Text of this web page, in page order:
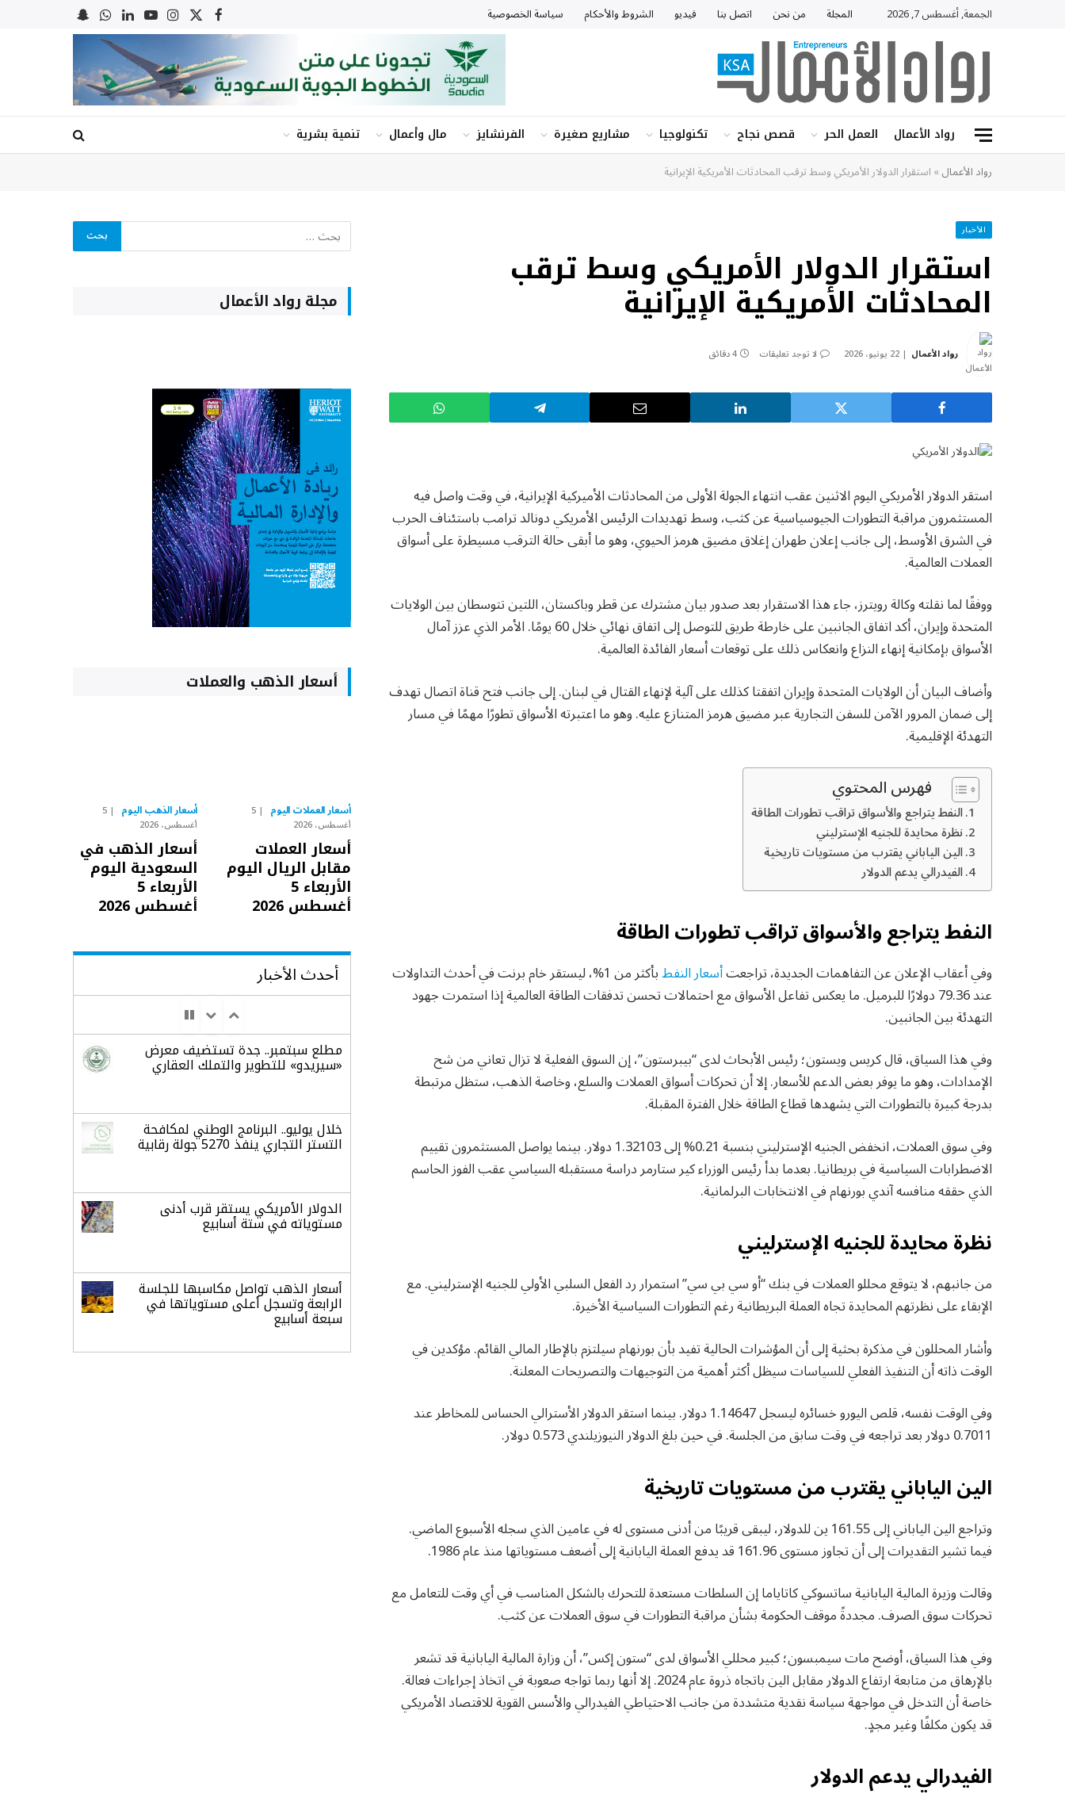
الجمعة, أغسطس 7, 2026 المجلة من نحن اتصل بنا فيديو الشروط والأحكام سياسة الخصوصية فيسبوك
X
(Twitter)
الانستغرام
يوتيوبلينكدإنواتسابSnapchat
رواد الأعمال العمل الحر قصص نجاح تكنولوجيا مشاريع صغيرة الفرنشايز مال وأعمال تنمية بشرية
رواد الأعمال»استقرار الدولار الأمريكي وسط ترقب المحادثات الأمريكية الإيرانية
الأخبار
استقرار الدولار الأمريكي وسط ترقب
المحادثات الأمريكية الإيرانية
رواد الأعمال 22 يونيو، 2026 لا توجد تعليقات 4 دقائق
استقر الدولار الأمريكي اليوم الاثنين عقب انتهاء الجولة الأولى من المحادثات الأميركية الإيرانية، في وقت واصل فيه
المستثمرون مراقبة التطورات الجيوسياسية عن كثب، وسط تهديدات الرئيس الأمريكي دونالد ترامب باستئناف الحرب
في الشرق الأوسط، إلى جانب إعلان طهران إغلاق مضيق هرمز الحيوي، وهو ما أبقى حالة الترقب مسيطرة على أسواق
العملات العالمية.
ووفقًا لما نقلته وكالة رويترز، جاء هذا الاستقرار بعد صدور بيان مشترك عن قطر وباكستان، اللتين تتوسطان بين الولايات
المتحدة وإيران، أكد اتفاق الجانبين على خارطة طريق للتوصل إلى اتفاق نهائي خلال 60 يومًا. الأمر الذي عزز آمال
الأسواق بإمكانية إنهاء النزاع وانعكاس ذلك على توقعات أسعار الفائدة العالمية.
وأضاف البيان أن الولايات المتحدة وإيران اتفقتا كذلك على آلية لإنهاء القتال في لبنان. إلى جانب فتح قناة اتصال تهدف
إلى ضمان المرور الآمن للسفن التجارية عبر مضيق هرمز المتنازع عليه. وهو ما اعتبرته الأسواق تطورًا مهمًا في مسار
التهدئة الإقليمية.
فهرس المحتوي
النفط يتراجع والأسواق تراقب تطورات الطاقة
نظرة محايدة للجنيه الإسترليني
الين الياباني يقترب من مستويات تاريخية
الفيدرالي يدعم الدولار
النفط يتراجع والأسواق تراقب تطورات الطاقة
وفي أعقاب الإعلان عن التفاهمات الجديدة، تراجعتأسعار النفط
بأكثر من 1%، ليستقر خام برنت في أحدث التداولات
عند 79.36 دولارًا للبرميل. ما يعكس تفاعل الأسواق مع احتمالات تحسن تدفقات الطاقة العالمية إذا استمرت جهود
التهدئة بين الجانبين.
وفي هذا السياق، قال كريس ويستون؛ رئيس الأبحاث لدى “بيبرستون”، إن السوق الفعلية لا تزال تعاني من شح
الإمدادات، وهو ما يوفر بعض الدعم للأسعار. إلا أن تحركات أسواق العملات والسلع، وخاصة الذهب، ستظل مرتبطة
بدرجة كبيرة بالتطورات التي يشهدها قطاع الطاقة خلال الفترة المقبلة.
وفي سوق العملات، انخفض الجنيه الإسترليني بنسبة 0.21% إلى 1.32103 دولار. بينما يواصل المستثمرون تقييم
الاضطرابات السياسية في بريطانيا. بعدما بدأ رئيس الوزراء كير ستارمر دراسة مستقبله السياسي عقب الفوز الحاسم
الذي حققه منافسه آندي بورنهام في الانتخابات البرلمانية.
نظرة محايدة للجنيه الإسترليني
من جانبهم، لا يتوقع محللو العملات في بنك “أو سي بي سي” استمرار رد الفعل السلبي الأولي للجنيه الإسترليني. مع
الإبقاء على نظرتهم المحايدة تجاه العملة البريطانية رغم التطورات السياسية الأخيرة.
وأشار المحللون في مذكرة بحثية إلى أن المؤشرات الحالية تفيد بأن بورنهام سيلتزم بالإطار المالي القائم. مؤكدين في
الوقت ذاته أن التنفيذ الفعلي للسياسات سيظل أكثر أهمية من التوجيهات والتصريحات المعلنة.
وفي الوقت نفسه، قلص اليورو خسائره ليسجل 1.14647 دولار. بينما استقر الدولار الأسترالي الحساس للمخاطر عند
0.7011 دولار بعد تراجعه في وقت سابق من الجلسة. في حين بلغ الدولار النيوزيلندي 0.573 دولار.
الين الياباني يقترب من مستويات تاريخية
وتراجع الين الياباني إلى 161.55 ين للدولار، ليبقى قريبًا من أدنى مستوى له في عامين الذي سجله الأسبوع الماضي.
فيما تشير التقديرات إلى أن تجاوز مستوى 161.96 قد يدفع العملة اليابانية إلى أضعف مستوياتها منذ عام 1986.
وقالت وزيرة المالية اليابانية ساتسوكي كاتاياما إن السلطات مستعدة للتحرك بالشكل المناسب في أي وقت للتعامل مع
تحركات سوق الصرف. مجددةً موقف الحكومة بشأن مراقبة التطورات في سوق العملات عن كثب.
وفي هذا السياق، أوضح مات سيمبسون؛ كبير محللي الأسواق لدى “ستون إكس”، أن وزارة المالية اليابانية قد تشعر
بالإرهاق من متابعة ارتفاع الدولار مقابل الين باتجاه ذروة عام 2024. إلا أنها ربما تواجه صعوبة في اتخاذ إجراءات فعالة.
خاصة أن التدخل في مواجهة سياسة نقدية متشددة من جانب الاحتياطي الفيدرالي والأسس القوية للاقتصاد الأمريكي
قد يكون مكلفًا وغير مجدٍ.
الفيدرالي يدعم الدولار
مجلة رواد الأعمال
أسعار الذهب والعملات
أسعار العملات اليوم 5
أغسطس، 2026
أسعار العملات
مقابل الريال اليوم
الأربعاء 5
أغسطس 2026
أسعار الذهب اليوم 5
أغسطس، 2026
أسعار الذهب في
السعودية اليوم
الأربعاء 5
أغسطس 2026
أحدث الأخبار
مطلع سبتمبر.. جدة تستضيف معرض
«سيريدو» للتطوير والتملك العقاري
خلال يوليو.. البرنامج الوطني لمكافحة
التستر التجاري ينفذ 5270 جولة رقابية
الدولار الأمريكي يستقر قرب أدنى
مستوياته في ستة أسابيع
أسعار الذهب تواصل مكاسبها للجلسة
الرابعة وتسجل أعلى مستوياتها في
سبعة أسابيع